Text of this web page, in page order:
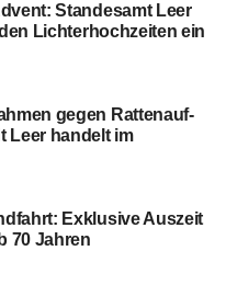
Stan­des­amt Leer
Lich­ter­hoch­zei­ten ein
gegen Rat­ten­auf­
Leer han­delt im
Exklu­si­ve Aus­zeit
70 Jahren